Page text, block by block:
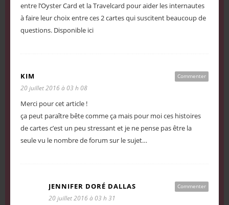
entre l’Oyster Card et la Travelcard pour aider les internautes
à faire leur choix entre ces 2 cartes qui suscitent beaucoup de
questions. Disponible ici
Commenter
KIM
20 juillet 2016 à 03 h 08
Merci pour cet article !
ça peut paraître bête comme ça mais pour moi ces histoires
de cartes c’est un peu stressant et je ne pense pas être la
seule vu le nombre de forum sur le sujet…
Commenter
JENNIFER DORÉ DALLAS
20 juillet 2016 à 03 h 31